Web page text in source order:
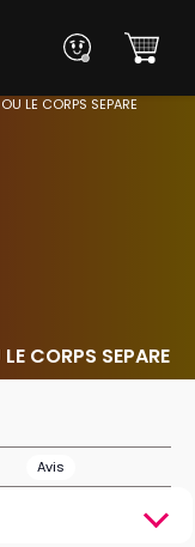
LE CORPS SEPARE
CORPS SEPARE
Avis